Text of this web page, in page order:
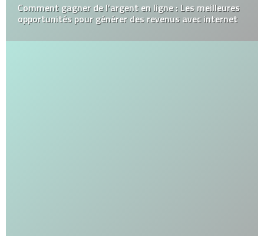
Comment gagner de l’argent en ligne : Les meilleures
opportunités pour générer des revenus avec internet